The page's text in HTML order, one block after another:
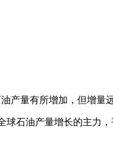
量有所增加，但增量
油产量增长的主力，